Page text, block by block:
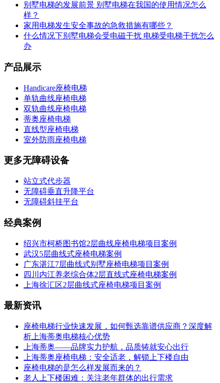
别墅电梯的发展前景 别墅电梯在我国的使用情况怎么
样？
家用电梯发生安全事故的急救措施有哪些？
什么情况下别墅电梯会受电磁干扰 电梯受电梯干扰怎么
办
产品展示
Handicare座椅电梯
单轨曲线座椅电梯
双轨曲线座椅电梯
蒂奥座椅电梯
直线型座椅电梯
室外防雨座椅电梯
更多无障碍设备
站立式代步器
无障碍垂直升降平台
无障碍斜挂平台
经典案例
绍兴市柯桥图书馆2层曲线座椅电梯项目案例
武汉5层曲线式座椅电梯案例
广东湛江7层曲线式别墅座椅电梯项目案例
四川内江养老综合体2层直线式座椅电梯案例
上海徐汇区2层曲线式座椅电梯项目案例
最新资讯
座椅电梯行业快速发展，如何甄选靠谱供应商？深度解
析上海蒂奥电梯核心优势
上海蒂奥——品牌实力护航，品质铸就安心出行
上海蒂奥座椅电梯：安全适老，解锁上下楼自由
座椅电梯的是怎么样发展而来的？
老人上下楼困难：关注老年群体的出行需求